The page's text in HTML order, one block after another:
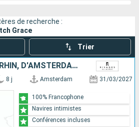
de recherche :
Grace
Trier
CROISIÈRE TOUT LE RHIN, D'AMSTERDAM À BÂLE
8 j Amsterdam 31/03/2027
100% Francophone
Navires intimistes
Conférences incluses